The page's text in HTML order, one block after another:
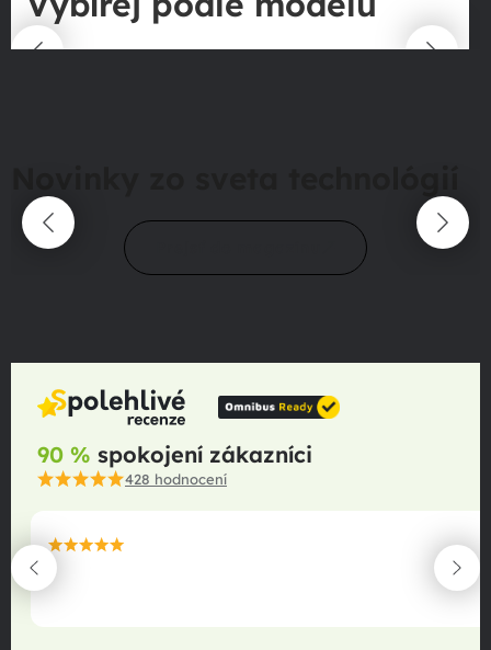
90 % spokojení zákazníci
428 hodnocení
maximální spokojenost
22.06.2025